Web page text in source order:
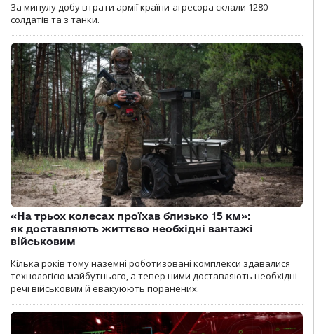
За минулу добу втрати армії країни-агресора склали 1280
солдатів та з танки.
«На трьох колесах проїхав близько 15 км»:
як доставляють життєво необхідні вантажі
військовим
Кілька років тому наземні роботизовані комплекси здавалися
технологією майбутнього, а тепер ними доставляють необхідні
речі військовим й евакуюють поранених.